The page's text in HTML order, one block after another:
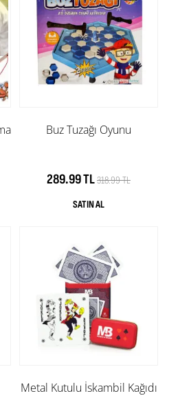
Buz Tuzağı Oyunu
289.99 TL318.99 TL
Metal Kutulu İskambil Kağıdı